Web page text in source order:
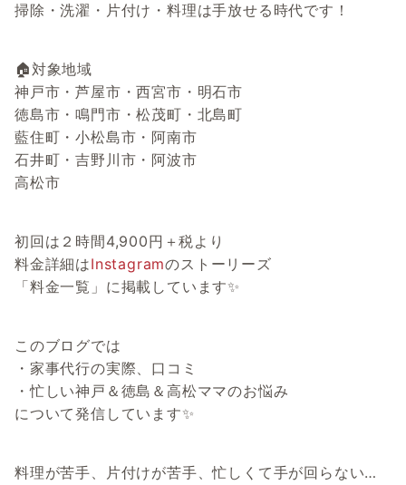
掃除・洗濯・片付け・料理は手放せる時代です！
🏠対象地域
神戸市・芦屋市・西宮市・明石市
徳島市・鳴門市・松茂町・北島町
藍住町・小松島市・阿南市
石井町・吉野川市・阿波市
高松市
初回は２時間4,900円＋税より
料金詳細はInstagramのストーリーズ
「料金一覧」に掲載しています✨
このブログでは
・家事代行の実際、口コミ
・忙しい神戸＆徳島＆高松ママのお悩み
について発信しています✨
料理が苦手、片付けが苦手、忙しくて手が回らない…